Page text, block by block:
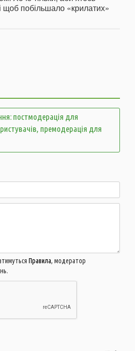
щоб побільшало «крилатих»
постмодерація для
премодерація для
Правила, модератор